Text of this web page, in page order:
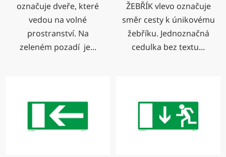
označuje dveře, které
vedou na volné
prostranství. Na
zeleném pozadí je...
ŽEBŘÍK vlevo označuje
směr cesty k únikovému
žebříku. Jednoznačná
cedulka bez textu...